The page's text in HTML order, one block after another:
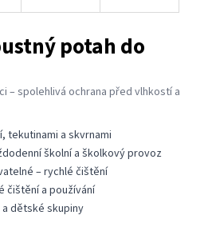
potah do
– spolehlivá ochrana před vlhkostí a
tekutinami a skvrnami
školní a školkový provoz
– rychlé čištění
čištění a používání
dětské skupiny